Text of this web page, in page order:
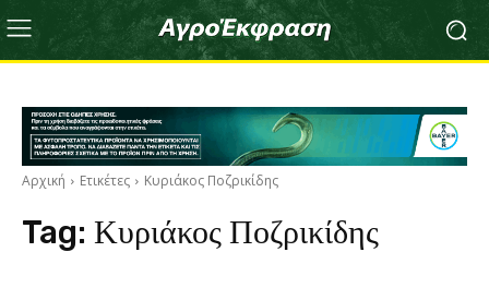
Αρχική Ετικέτες Κυριάκος Ποζρικίδης
Tag: Κυριάκος Ποζρικίδης